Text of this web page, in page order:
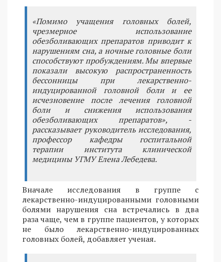
«Помимо учащения головных болей,
чрезмерное использование
обезболивающих препаратов приводит к
нарушениям сна, а ночные головные боли
способствуют пробуждениям. Мы впервые
показали высокую распространенность
бессонницы при лекарственно-
индуцированной головной боли и ее
исчезновение после лечения головной
боли и снижения использования
обезболивающих препаратов», -
рассказывает руководитель исследования,
профессор кафедры госпитальной
терапии института клинической
медицины УГМУ Елена Лебедева.
Вначале исследования в группе с
лекарственно-индуцированными головными
болями нарушения сна встречались в два
раза чаще, чем в группе пациентов, у которых
не было лекарственно-индуцированных
головных болей, добавляет ученая.